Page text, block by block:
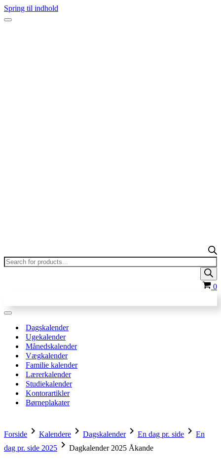
Spring til indhold
Navigation
Products
search
0
Navigation
Dagskalender
Ugekalender
Månedskalender
Vægkalender
Familie kalender
Lærerkalender
Studiekalender
Kontorartikler
Børneplakater
Forside chevron_right Kalendere chevron_right Dagskalenderchevron_right En dag pr. side chevron_right En
dag pr. side 2025 chevron_right Dagkalender 2025 Åkande